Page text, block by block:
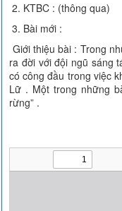
2. KTBC : (thông qua)
3. Bài mới :
Giới thiệu bài : Trong
ra đời với đội ngũ sáng
có công đầu trong việc
Lữ . Một trong những
rừng” .